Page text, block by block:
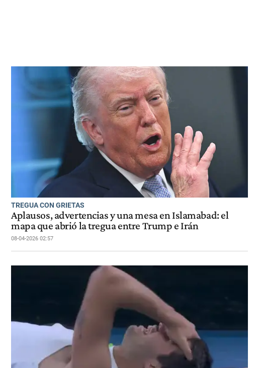
TREGUA CON GRIETAS
Aplausos, advertencias y una mesa en Islamabad: el
mapa que abrió la tregua entre Trump e Irán
08-04-2026 02:57